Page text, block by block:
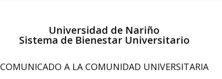
Universidad de Nariño
Sistema de Bienestar Universitario
COMUNICADO A LA COMUNIDAD UNIVERSITARIA